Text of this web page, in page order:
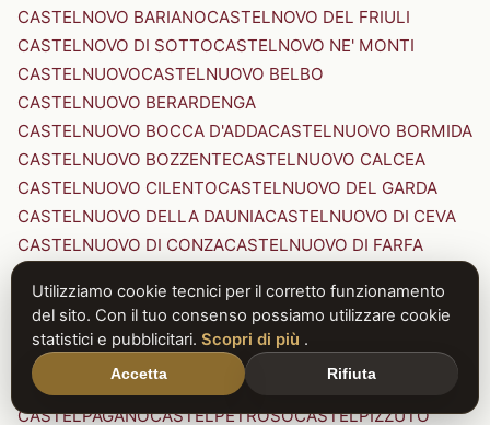
CASTELNOVO BARIANOCASTELNOVO DEL FRIULI
CASTELNOVO DI SOTTOCASTELNOVO NE' MONTI
CASTELNUOVOCASTELNUOVO BELBO
CASTELNUOVO BERARDENGA
CASTELNUOVO BOCCA D'ADDACASTELNUOVO BORMIDA
CASTELNUOVO BOZZENTECASTELNUOVO CALCEA
CASTELNUOVO CILENTOCASTELNUOVO DEL GARDA
CASTELNUOVO DELLA DAUNIACASTELNUOVO DI CEVA
CASTELNUOVO DI CONZACASTELNUOVO DI FARFA
CASTELNUOVO DI PORTO CASTELNUOVO DON BOSCO
CASTELNUOVO MAGRACASTELNUOVO NIGRA
CASTELNUOVO PARANOCASTELNUOVO RANGONE
CASTELNUOVO SCRIVIA
CASTELNUOVO VAL DI CECINA
CASTELPAGANOCASTELPETROSOCASTELPIZZUTO
Utilizziamo cookie tecnici per il corretto funzionamento
del sito. Con il tuo consenso possiamo utilizzare cookie
statistici e pubblicitari. Scopri di più .
Accetta Rifiuta